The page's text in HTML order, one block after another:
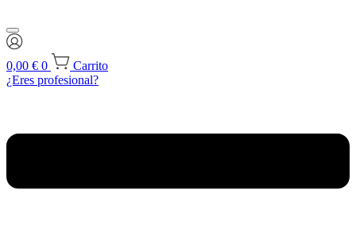
0,00 € 0
Carrito
¿Eres profesional?